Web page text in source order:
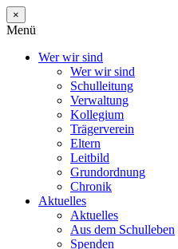
×
Menü
Wer wir sind
Wer wir sind
Schulleitung
Verwaltung
Kollegium
Trägerverein
Eltern
Leitbild
Grundordnung
Chronik
Aktuelles
Aktuelles
Aus dem Schulleben
Spenden